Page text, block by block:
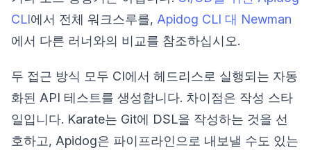
CLI에서 전체 워크스루를, Apidog CLI 대 Newman
에서 다른 러너와의 비교를 참조하십시오.
두 접근 방식 모두 CI에서 헤드리스로 실행되는 자동
화된 API 테스트를 생성합니다. 차이점은 작성 스타
일입니다. Karate는 Git에 DSL을 작성하는 것을 선
호하고, Apidog은 파이프라인으로 내보낼 수도 있는